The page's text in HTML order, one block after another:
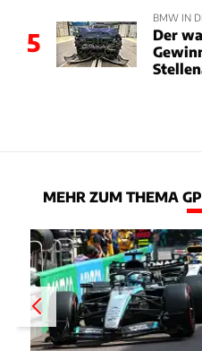
5
BMW IN
Der
MEHR ZUM THEMA